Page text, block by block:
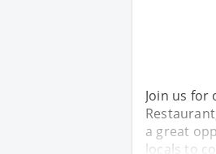
Join us for
a great
locals to